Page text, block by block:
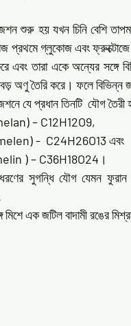
শুরু হয় যখন চিনি বেশি
গ্লুকোজ এবং ফ্রুক্টোজে
এবং তারা একে অন্যের সঙ্গে
অণু তৈরি করে। ফলে
যে প্রধান তিনটি  যৌগ তৈরী
– C12H12O9,
-  C24H26O13 এবং
) – C36H18O24 ।
সুগন্ধি যৌগ যেমন ফুরান
এক জটিল বাদামী রঙের